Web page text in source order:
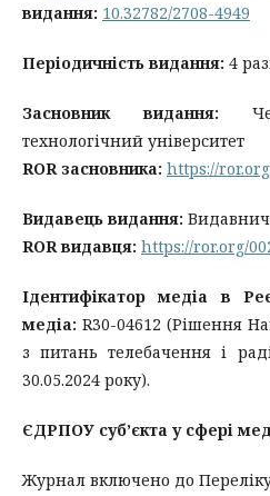
видання: 10.32782/2708-4949
Періодичність видання: 4
Засновник видання:
технологічний університет
ROR засновника: https://
Видавець видання:
ROR видавця: https://ror.org/
Ідентифікатор медіа в
медіа: R30-04612 (Рішення
з питань телебачення і
30.05.2024 року).
ЄДРПОУ суб’єкта у сфері
Журнал включено до